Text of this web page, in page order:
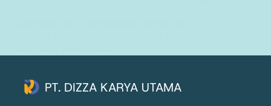
PT. DIZZA KARYA UTAMA